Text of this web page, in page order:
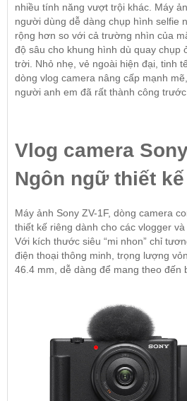
nhiều tính năng vượt trội khác. Máy
người dùng dễ dàng chụp hình selfie
rộng hơn so với cả trường nhìn của
độ sâu cho khung hình dù quay chụp
trời. Nhỏ nhẹ, vẻ ngoài hiện đại, tinh
dòng vlog camera nâng cấp mạnh
người anh em đã rất thành công
Vlog camera
Ngôn ngữ thiết kế
Máy ảnh Sony ZV-1F, dòng camera
thiết kế riêng dành cho các vlogger
Với kích thước siêu “mi nhon” chỉ
điện thoại thông minh, trọng lượng
46.4 mm, dễ dàng để mang theo